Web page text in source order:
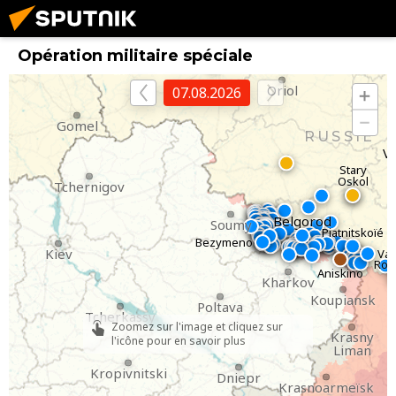
Opération militaire spéciale
07.08.2026
Dniepr
Kiev
Kropivnitski
Krasnoarmeïsk
Krasny
Liman
Koupiansk
Poltava
Soumy
Kharkov
Tcherkassy
Tchernigov
Gomel
Oriol
RUSSIE
Bezymeno
Belgorod
Piatnitskoïé
Stary
Oskol
Briansk
Aniskino
Zoomez sur l'image et cliquez sur
l'icône pour en savoir plus